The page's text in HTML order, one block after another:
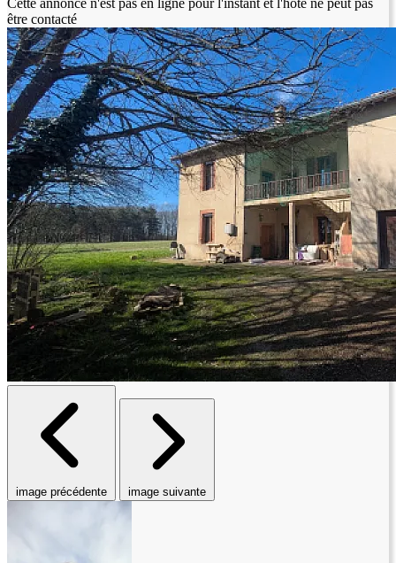
Cette annonce n'est pas en ligne pour l'instant et l'hôte ne peut pas
être contacté
image précédente image suivante